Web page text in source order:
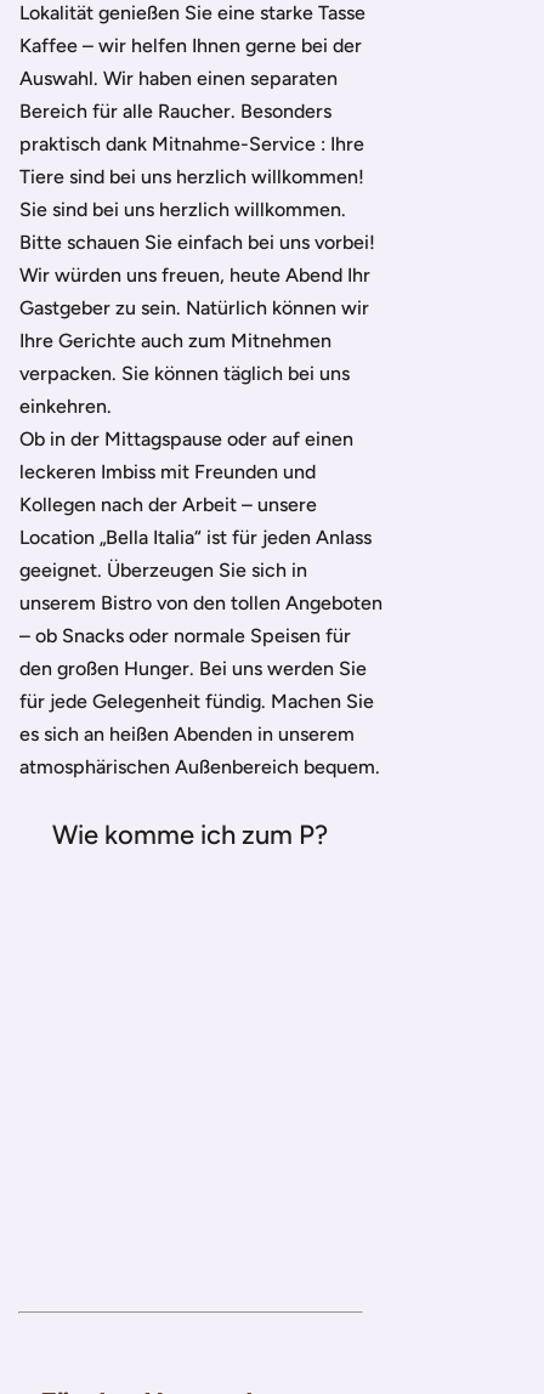
Lokalität genießen Sie eine starke Tasse
Kaffee – wir helfen Ihnen gerne bei der
Auswahl. Wir haben einen separaten
Bereich für alle Raucher. Besonders
praktisch dank Mitnahme-Service : Ihre
Tiere sind bei uns herzlich willkommen!
Sie sind bei uns herzlich willkommen.
Bitte schauen Sie einfach bei uns vorbei!
Wir würden uns freuen, heute Abend Ihr
Gastgeber zu sein. Natürlich können wir
Ihre Gerichte auch zum Mitnehmen
verpacken. Sie können täglich bei uns
einkehren.
Ob in der Mittagspause oder auf einen
leckeren Imbiss mit Freunden und
Kollegen nach der Arbeit – unsere
Location „Bella Italia“ ist für jeden Anlass
geeignet. Überzeugen Sie sich in
unserem Bistro von den tollen Angeboten
– ob Snacks oder normale Speisen für
den großen Hunger. Bei uns werden Sie
für jede Gelegenheit fündig. Machen Sie
es sich an heißen Abenden in unserem
atmosphärischen Außenbereich bequem.
Wie komme ich zum P?